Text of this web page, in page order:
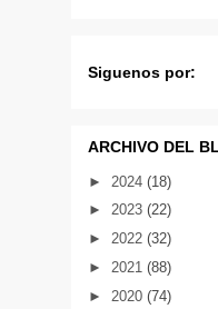
Siguenos por:
ARCHIVO DEL
► 2024 (18)
► 2023 (22)
► 2022 (32)
► 2021 (88)
► 2020 (74)